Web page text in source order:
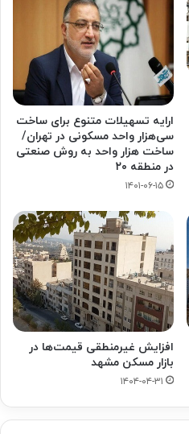
ارایه تسهیلات متنوع برای ساخت
سی‌هزار واحد مسکونی در تهران/
ساخت هزار واحد به روش صنعتی
در منطقه ۲٠
۱۴۰۱-۰۶-۱۵
افزایش غیرمنطقی قیمت‌ها در
بازار مسکن مشهد
۱۴۰۴-۰۴-۳۱